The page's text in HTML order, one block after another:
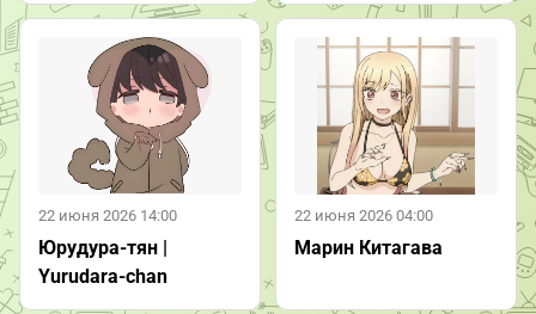
22 июня 2026 14:00
Юрудура-тян |
Yurudara-chan
22 июня 2026 04:00
Марин Китагава